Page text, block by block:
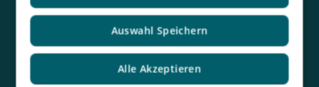
Auswahl Speichern
Alle Akzeptieren